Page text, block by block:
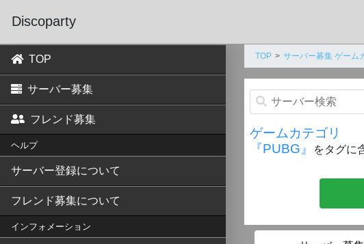
Discoparty
TOP
サーバー募集
フレンド募集
ヘルプ
サーバー登録について
フレンド募集について
インフォメーション
TOP サーバー募集 ゲーム
ゲームカテゴリ
『PUBG』
をタグに